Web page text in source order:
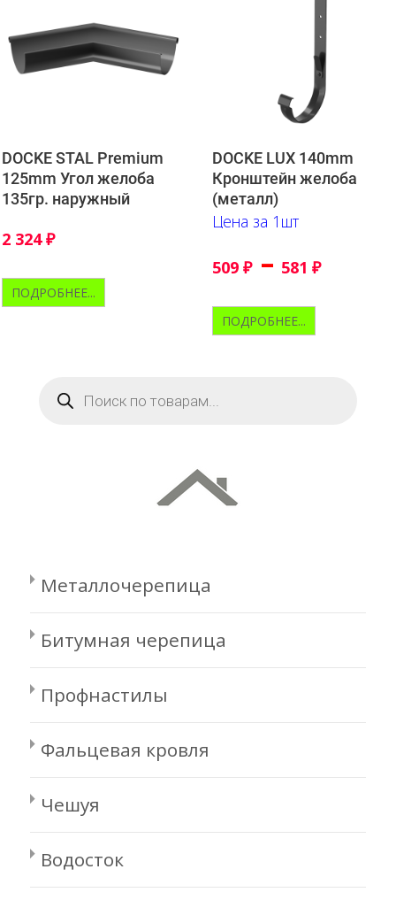
DOCKE STAL Premium
125mm Угол желоба
135гр. наружный
2 324₽
ПОДРОБНЕЕ...
DOCKE LUX 140mm
Кронштейн желоба
(металл)
Цена за 1шт
509 ₽ – 581 ₽
ПОДРОБНЕЕ...
товаров
Металлочерепица
Битумная черепица
Профнастилы
Фальцевая кровля
Чешуя
Водосток